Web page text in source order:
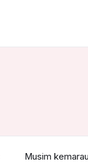
Musim